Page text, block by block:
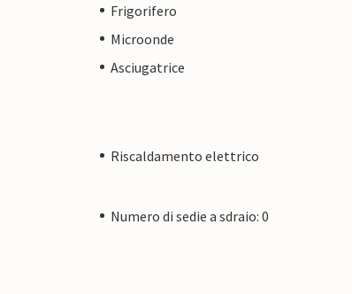
Frigorifero
Microonde
Asciugatrice
Riscaldamento elettrico
Numero di sedie a sdraio: 0